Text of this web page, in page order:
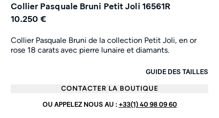
Collier Pasquale Bruni Petit Joli 16561R
10.250 €
Collier Pasquale Bruni de la collection Petit Joli, en or
rose 18 carats avec pierre lunaire et diamants.
GUIDE DES TAILLES
CONTACTER LA BOUTIQUE
OU APPELEZ NOUS AU : +33(1) 40 98 09 60